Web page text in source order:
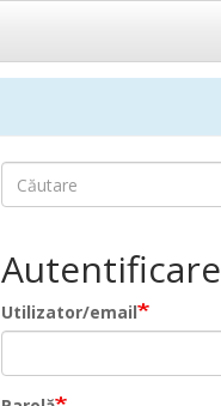
Căutare
Căutare
Autentificare
Utilizator/email